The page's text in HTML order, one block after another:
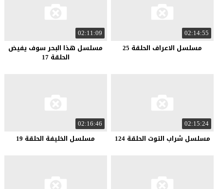
02:14:55
مسلسل الاعراف الحلقة 25
02:11:09
مسلسل هذا البحر سوف يفيض
الحلقة 17
02:15:24
مسلسل شراب التوت الحلقة 124
02:16:46
مسلسل الخليفة الحلقة 19